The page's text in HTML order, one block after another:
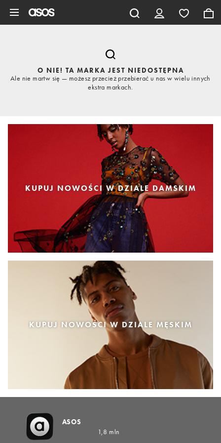
O NIE! TA MARKA JEST NIEDOSTĘPNA
Ale nie martw się — możesz przecież przebierać u nas w wielu innych
ekstra markach.
KUPUJ NOWOŚCI W DZIALE DAMSKIM
KUPUJ NOWOŚCI W DZIALE MĘSKIM
ASOS
1,8 mln